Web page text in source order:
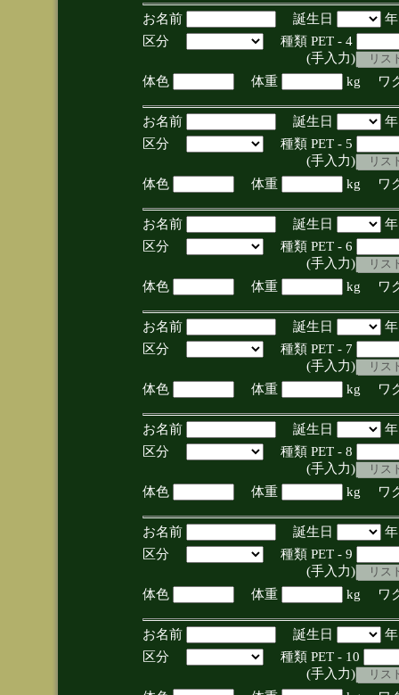
お名前 誕生日
区分
種類 PET - 4
(手入力)
体色
体重 kg ワ
お名前 誕生日
区分
種類 PET - 5
(手入力)
体色
体重 kg ワ
お名前 誕生日
区分
種類 PET - 6
(手入力)
体色
体重 kg ワ
お名前 誕生日
区分
種類 PET - 7
(手入力)
体色
体重 kg ワ
お名前 誕生日
区分
種類 PET - 8
(手入力)
体色
体重 kg ワ
お名前 誕生日
区分
種類 PET - 9
(手入力)
体色
体重 kg ワ
お名前 誕生日
区分
種類 PET - 10
(手入力)